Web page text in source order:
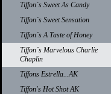
Tiffon´s Sweet As Candy
Tiffon´s Sweet Sensation
Tiffon´s A Taste of Honey
Tiffon´s Marvelous Charlie
Chaplin
Tiffons Estrella...AK
Tiffon's Hot Shot AK